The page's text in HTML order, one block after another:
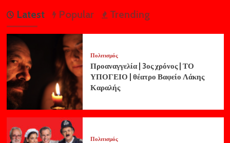
Latest Popular Trending
Πολιτισμός
Προαναγγελία | 3ος χρόνος | ΤΟ
ΥΠΟΓΕΙΟ | θέατρο Βαφείο Λάκης
Καραλής
Πολιτισμός